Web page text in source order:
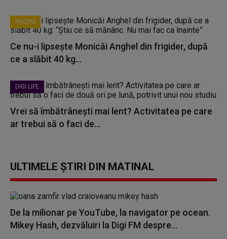
PROFM
Ce nu-i lipsește Monicăi Anghel din frigider, după
ce a slăbit 40 kg...
DIGI LIFE
Vrei să îmbătrânești mai lent? Activitatea pe care
ar trebui să o faci de...
ULTIMELE ȘTIRI DIN MATINAL
De la milionar pe YouTube, la navigator pe ocean.
Mikey Hash, dezvăluiri la Digi FM despre...